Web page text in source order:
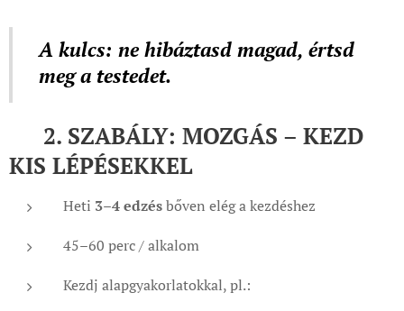
A kulcs: ne hibáztasd magad, értsd
meg a testedet.
🧭 2. SZABÁLY: MOZGÁS – KEZD
KIS LÉPÉSEKKEL
Heti 3–4 edzésbőven elég a kezdéshez
45–60 perc / alkalom
Kezdj alapgyakorlatokkal, pl.: